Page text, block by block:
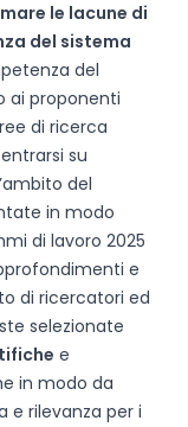
le lacune di
del sistema
del
ai proponenti
di ricerca
su
del
in modo
di lavoro 2025
e
di ricercatori ed
selezionate
e
in modo da
e rilevanza per i